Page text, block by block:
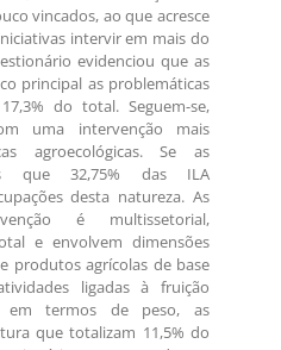
vincados, ao que acresce
intervir em mais do
evidenciou que as
principal as problemáticas
do total. Seguem-se,
uma intervenção mais
agroecológicas. Se as
que 32,75% das ILA
desta natureza. As
é multissetorial,
e envolvem dimensões
produtos agrícolas de base
ligadas à fruição
em termos de peso, as
que totalizam 11,5% do